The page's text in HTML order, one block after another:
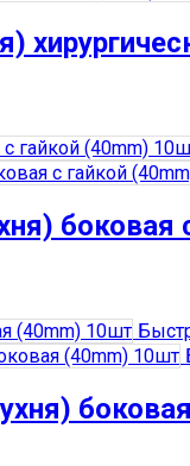
боковая